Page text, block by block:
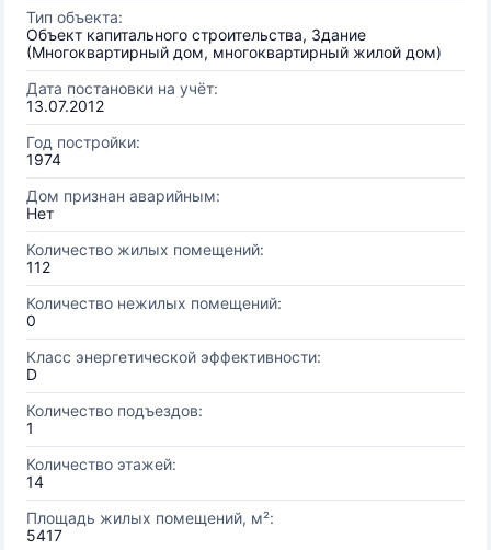
Тип объекта:
Объект капитального строительства, Здание
(Многоквартирный дом, многоквартирный жилой дом)
Дата постановки на учёт:
13.07.2012
Год постройки:
1974
Дом признан аварийным:
Нет
Количество жилых помещений:
112
Количество нежилых помещений:
0
Класс энергетической эффективности:
D
Количество подъездов:
1
Количество этажей:
14
Площадь жилых помещений, м²:
5417